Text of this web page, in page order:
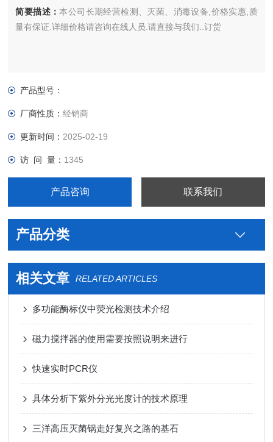
简要描述：本公司长期经营检测、灭菌、消毒设备,价格实惠,质
量有保证.详细价格请咨询在线人员.请直接与我们..订货
产品型号：
厂商性质：经销商
更新时间： 2025-02-19
访 问 量： 1345
产品咨询 联系我们
产品分类
相关文章 RELATED ARTICLES
多功能酶标仪中荧光检测技术介绍
磁力搅拌器的使用需要按照说明来进行
快速实时PCR仪
具体分析下紫外分光光度计的技术原理
三洋高压灭菌锅走好复兴之路的基石